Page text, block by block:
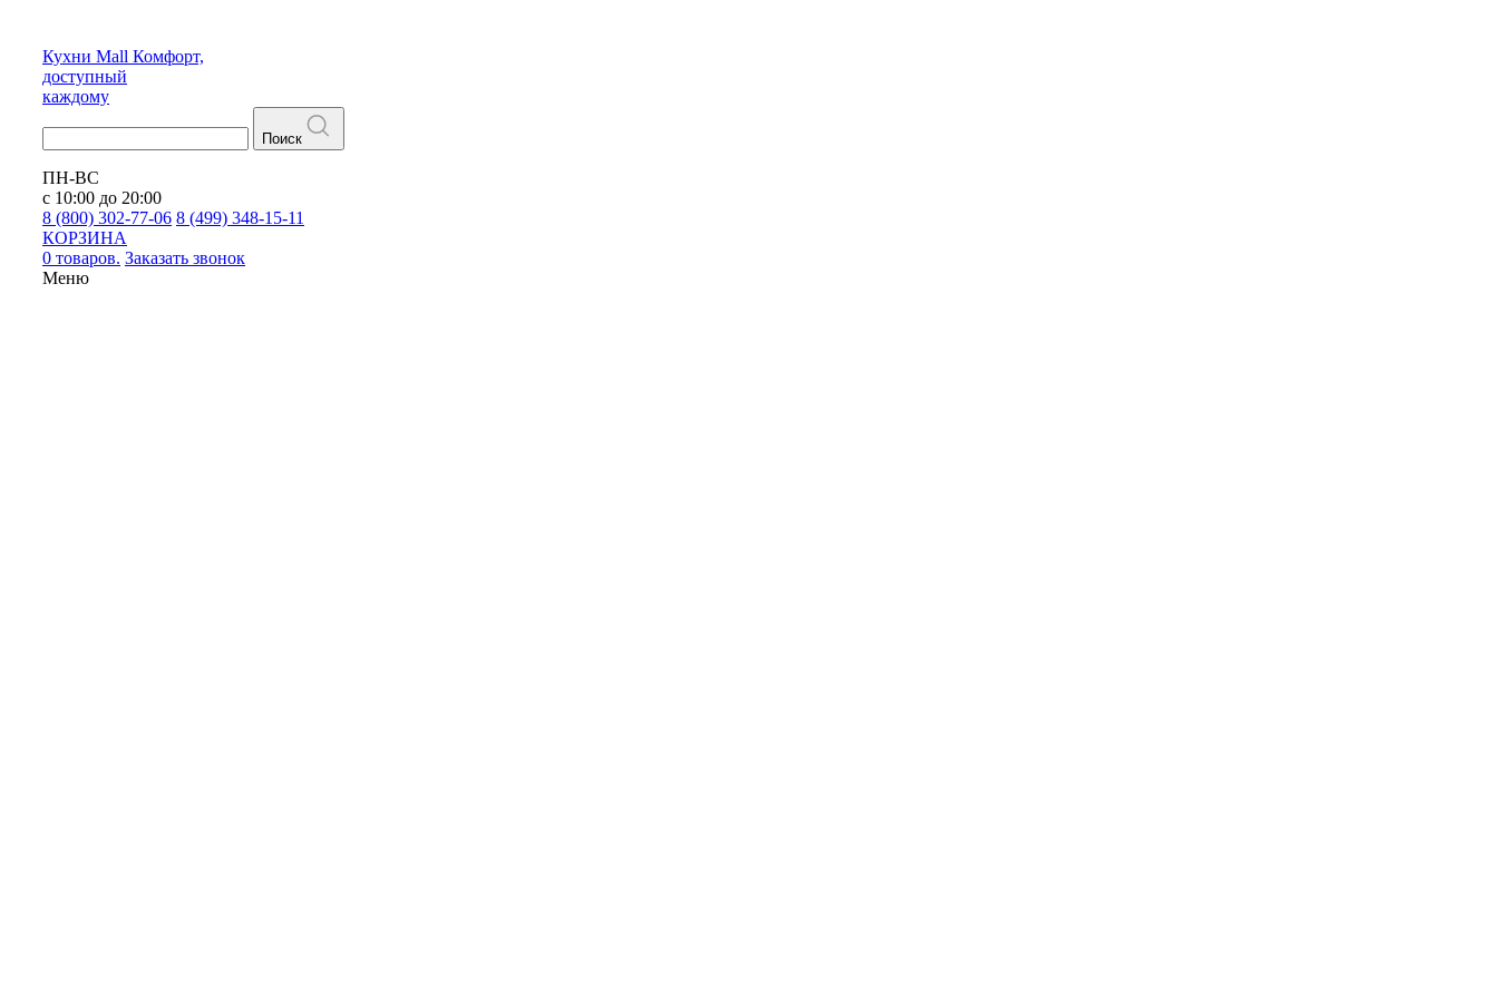
Кухни Mall Комфорт,
доступный
каждому
Поиск
ПН-ВС
с 10:00 до 20:00
8 (800) 302-77-06 8 (499) 348-15-11
КОРЗИНА
0 товаров. Заказать звонок
Меню